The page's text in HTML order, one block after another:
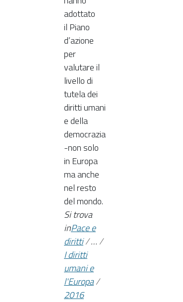
adottato
il Piano
d’azione
per
valutare il
livello di
tutela dei
diritti umani
e della
democrazia
-non solo
in Europa
ma anche
nel resto
del mondo.
Si trova
inPace e
diritti/… /
I diritti
umani e
l'Europa/
2016